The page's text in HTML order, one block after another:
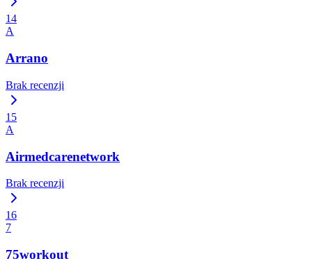
14
A
Arrano
Brak recenzji
15
A
Airmedcarenetwork
Brak recenzji
16
7
75workout